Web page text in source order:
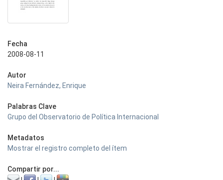
Fecha
2008-08-11
Autor
Neira Fernández, Enrique
Palabras Clave
Grupo del Observatorio de Política Internacional
Metadatos
Mostrar el registro completo del ítem
Compartir por...